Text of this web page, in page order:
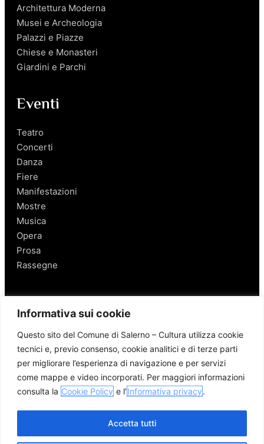
Informativa sui cookie
Questo sito del Comune di Salerno – Cultura utilizza cookie
tecnici e, previo consenso, cookie analitici e di terze parti
per migliorare l’esperienza di navigazione e per servizi
come mappe e video incorporati. Per maggiori informazioni
consulta la Cookie Policy e l’Informativa privacy.
Accetta tutti
Architettura Moderna
Musei e Archeologia
Palazzi e Piazze
Chiese e Monasteri
Giardini e Parchi
Eventi
Teatro
Concerti
Danza
Fiere
Manifestazioni
Mostre
Musica
Opera
Prosa
Rassegne
Salerno
Personaggi
Enogastronomia
Mobilità a Salerno
Luoghi nei Dintorni
Link utili